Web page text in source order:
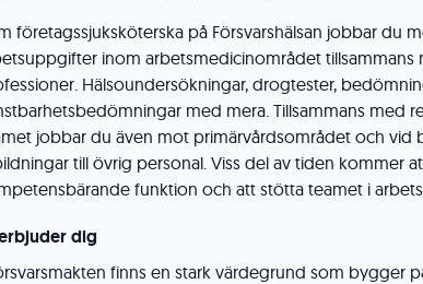
företagssjuksköterska på Försvarshälsan jobbar du
inom arbetsmedicinområdet tillsammans
Hälsoundersökningar, drogtester,
med mera. Tillsammans med
jobbar du även mot primärvårdsområdet och vid
till övrig personal. Viss del av tiden kommer
funktion och att stötta teamet i
dig
finns en stark värdegrund som bygger